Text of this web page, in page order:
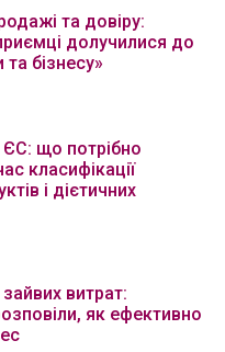
та довіру:
долучилися до
бізнесу»
ЄС: що потрібно
класифікації
і дієтичних
витрат:
як ефективно